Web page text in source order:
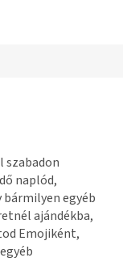
szabadon
naplód,
egyéb
ajándékba,
Emojiként,